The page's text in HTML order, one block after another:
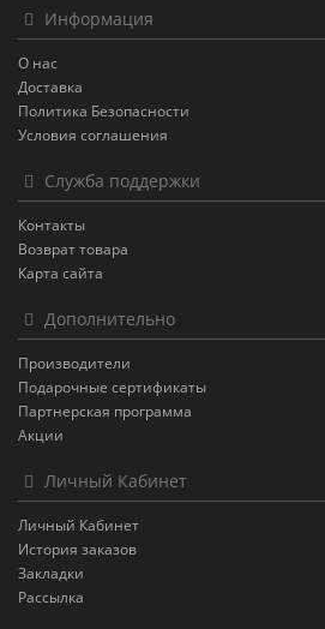
Информация
О нас
Доставка
Политика Безопасности
Условия соглашения
Служба поддержки
Контакты
Возврат товара
Карта сайта
Дополнительно
Производители
Подарочные сертификаты
Партнерская программа
Акции
Личный Кабинет
Личный Кабинет
История заказов
Закладки
Рассылка